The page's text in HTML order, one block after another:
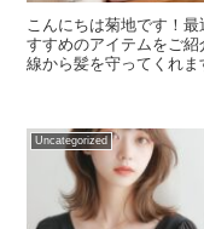
こんにちは菊地です！
すすめのアイテムをご
線から髪を守ってくれ
Uncategorized